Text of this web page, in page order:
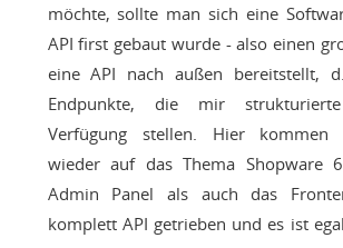
möchte, sollte man sich eine
API first gebaut wurde - also einen
eine API nach außen bereitstellt,
Endpunkte, die mir
Verfügung stellen. Hier kommen
wieder auf das Thema Shopware
Admin Panel als auch das
komplett API getrieben und es ist